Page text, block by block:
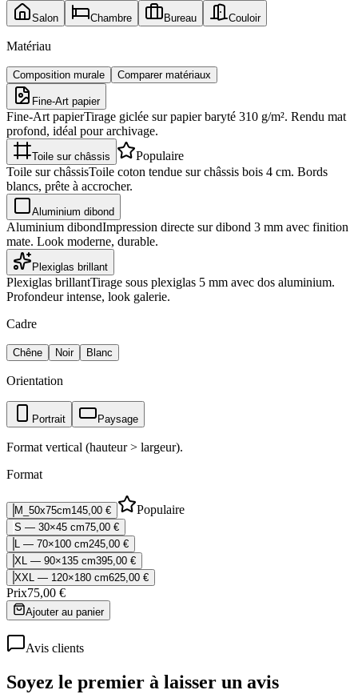
Salon Chambre Bureau Couloir
Matériau
Composition murale Comparer matériaux
Fine-Art papier
Fine-Art papierTirage giclée sur papier baryté 310 g/m². Rendu mat
profond, idéal pour archivage.
Toile sur châssis
Populaire
Toile sur châssisToile coton tendue sur châssis bois 4 cm. Bords
blancs, prête à accrocher.
Aluminium dibond
Aluminium dibondImpression directe sur dibond 3 mm avec finition
mate. Look moderne, durable.
Plexiglas brillant
Plexiglas brillantTirage sous plexiglas 5 mm avec dos aluminium.
Profondeur intense, look galerie.
Cadre
Chêne Noir Blanc
Orientation
Portrait Paysage
Format vertical (hauteur > largeur).
Format
M_50x75cm145,00 € Populaire
S — 30×45 cm75,00 €
L — 70×100 cm245,00 €
XL — 90×135 cm395,00 €
XXL — 120×180 cm625,00 €
Prix75,00 €
Ajouter au panier
Avis clients
Soyez le premier à laisser un avis